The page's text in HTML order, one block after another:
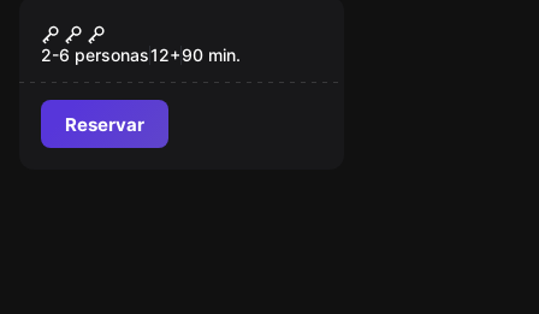
La Pesadilla
2-6 personas12+90 min.
Reservar